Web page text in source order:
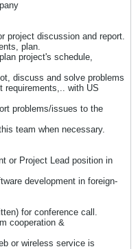
project discussion and report.
plan.
project's schedule,
discuss and solve problems
requirements,.. with US
problems/issues to the
team when necessary.
or Project Lead position in
development in foreign-
for conference call.
cooperation &
or wireless service is